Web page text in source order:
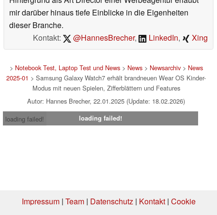
mir darüber hinaus tiefe Einblicke in die Eigenheiten
dieser Branche.
Kontakt:
@HannesBrecher, LinkedIn, Xing
> Notebook Test, Laptop Test und News> News> Newsarchiv> News
2025-01 > Samsung Galaxy Watch7 erhält brandneuen Wear OS Kinder-
Modus mit neuen Spielen, Zifferblättern und Features
Autor: Hannes Brecher, 22.01.2025 (Update: 18.02.2026)
loading failed!
loading failed!
Impressum| Team| Datenschutz| Kontakt| Cookie